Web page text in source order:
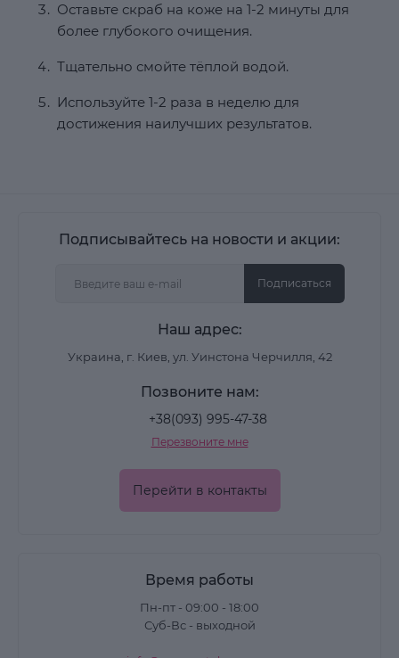
Оставьте скраб на коже на 1-2 минуты для
более глубокого очищения.
Тщательно смойте тёплой водой.
Используйте 1-2 раза в неделю для
достижения наилучших результатов.
Подписывайтесь на новости и акции:
Подписаться
Наш адрес:
Украина, г. Киев, ул. Уинстона Черчилля, 42
Позвоните нам:
+38(093) 995-47-38
Перезвоните мне
Перейти в контакты
Время работы
Пн-пт - 09:00 - 18:00
Суб-Вс - выходной